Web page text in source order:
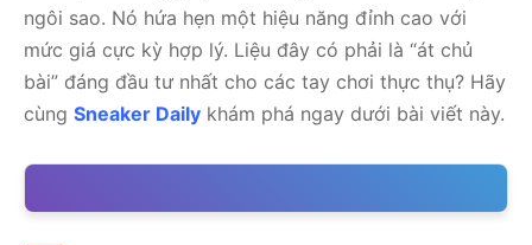
ngôi sao. Nó hứa hẹn một hiệu năng đỉnh cao với
mức giá cực kỳ hợp lý. Liệu đây có phải là “át chủ
bài” đáng đầu tư nhất cho các tay chơi thực thụ? Hãy
cùng Sneaker Daily khám phá ngay dưới bài viết này.